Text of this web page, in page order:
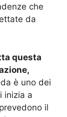
che
da
questa
è uno dei
inizia a
il